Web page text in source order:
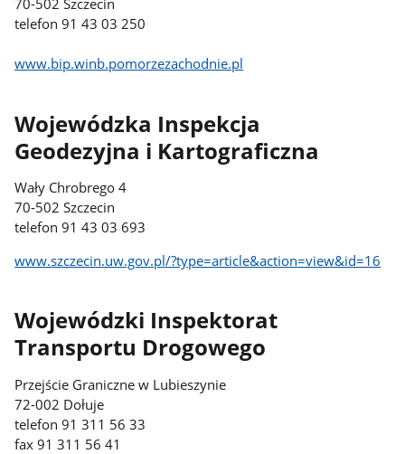
70-502 Szczecin
telefon 91 43 03 250
www.bip.winb.pomorzezachodnie.pl
Wojewódzka Inspekcja
Geodezyjna i Kartograficzna
Wały Chrobrego 4
70-502 Szczecin
telefon 91 43 03 693
www.szczecin.uw.gov.pl/?type=article&action=view&id=16
Wojewódzki Inspektorat
Transportu Drogowego
Przejście Graniczne w Lubieszynie
72-002 Dołuje
telefon 91 311 56 33
fax 91 311 56 41